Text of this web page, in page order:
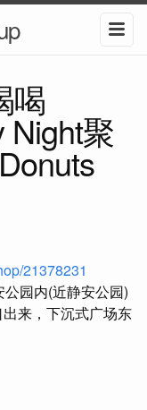
喝
Night聚
21378231
园内(近静安公园)
来，下沉式广场东